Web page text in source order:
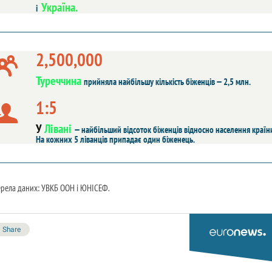
і Україна.
2,500,000
Туреччина прийняла найбільшу кількість біженців — 2,5 млн.
1:5
УЛівані — найбільший відсоток біженців відносно населення
На кожних 5 ліванців припадає один біженець.
даних: УВКБ ООН і ЮНІСЕФ.
Share